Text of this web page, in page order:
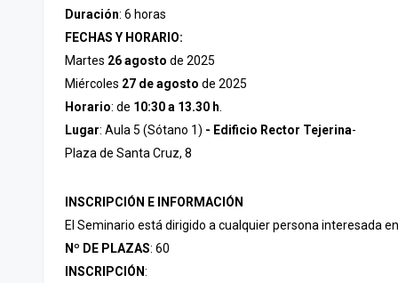
Duración: 6 horas
FECHAS Y HORARIO:
Martes 26 agosto de 2025
Miércoles 27 de agosto de 2025
Horario: de 10:30 a 13.30 h
Lugar: Aula 5 (Sótano 1) - Edificio Rector Tejerina-
Plaza de Santa Cruz, 8
INSCRIPCIÓN E INFORMACIÓN
El Seminario está dirigido a cualquier persona interesada
Nº DE PLAZAS: 60
INSCRIPCIÓN: